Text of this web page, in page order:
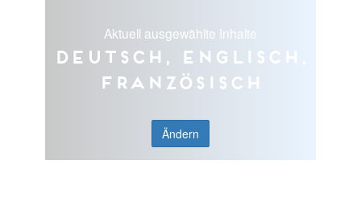
Aktuell ausgewählte Inhalte
Deutsch, Englisch,
Französisch
Ändern